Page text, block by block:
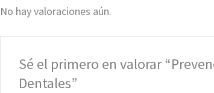
No hay valoraciones aún.
Sé el primero en valorar
Dentales”